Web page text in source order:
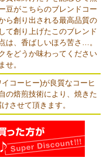
豆がこちらのブレンドコー
ら創り出される最高品質の
て創り上げたこのブレンド
は、香ばしいほろ苦さ…。
をどうか味わってください
ませ。
コーヒー)が良質なコーヒ
の焙煎技術により、焼きた
させて頂きます。